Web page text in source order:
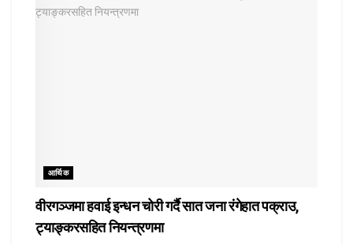
आर्थिक
वीरगञ्जमा हवाई इन्धन चोरी गर्दै सात जना रंगेहात पक्राउ,
ट्याङ्करसहित नियन्त्रणमा